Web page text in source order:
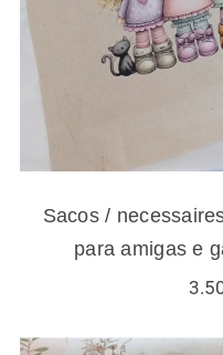
Sacos /
para amigas e